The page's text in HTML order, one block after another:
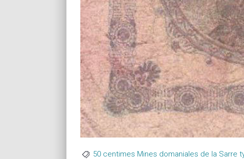
50 centimes Mines domaniales de la Sarre